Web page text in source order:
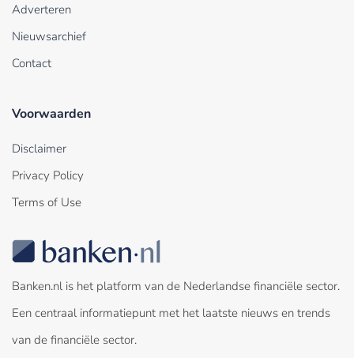
Adverteren
Nieuwsarchief
Contact
Voorwaarden
Disclaimer
Privacy Policy
Terms of Use
Banken.nl is het platform van de Nederlandse financiële sector.
Een centraal informatiepunt met het laatste nieuws en trends
van de financiële sector.